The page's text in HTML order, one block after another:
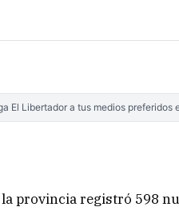
El Libertador a tus medios preferidos
provincia registró 598